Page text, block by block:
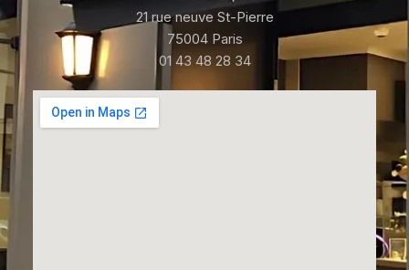
21 rue neuve St-Pierre
75004 Paris
01 43 48 28 34